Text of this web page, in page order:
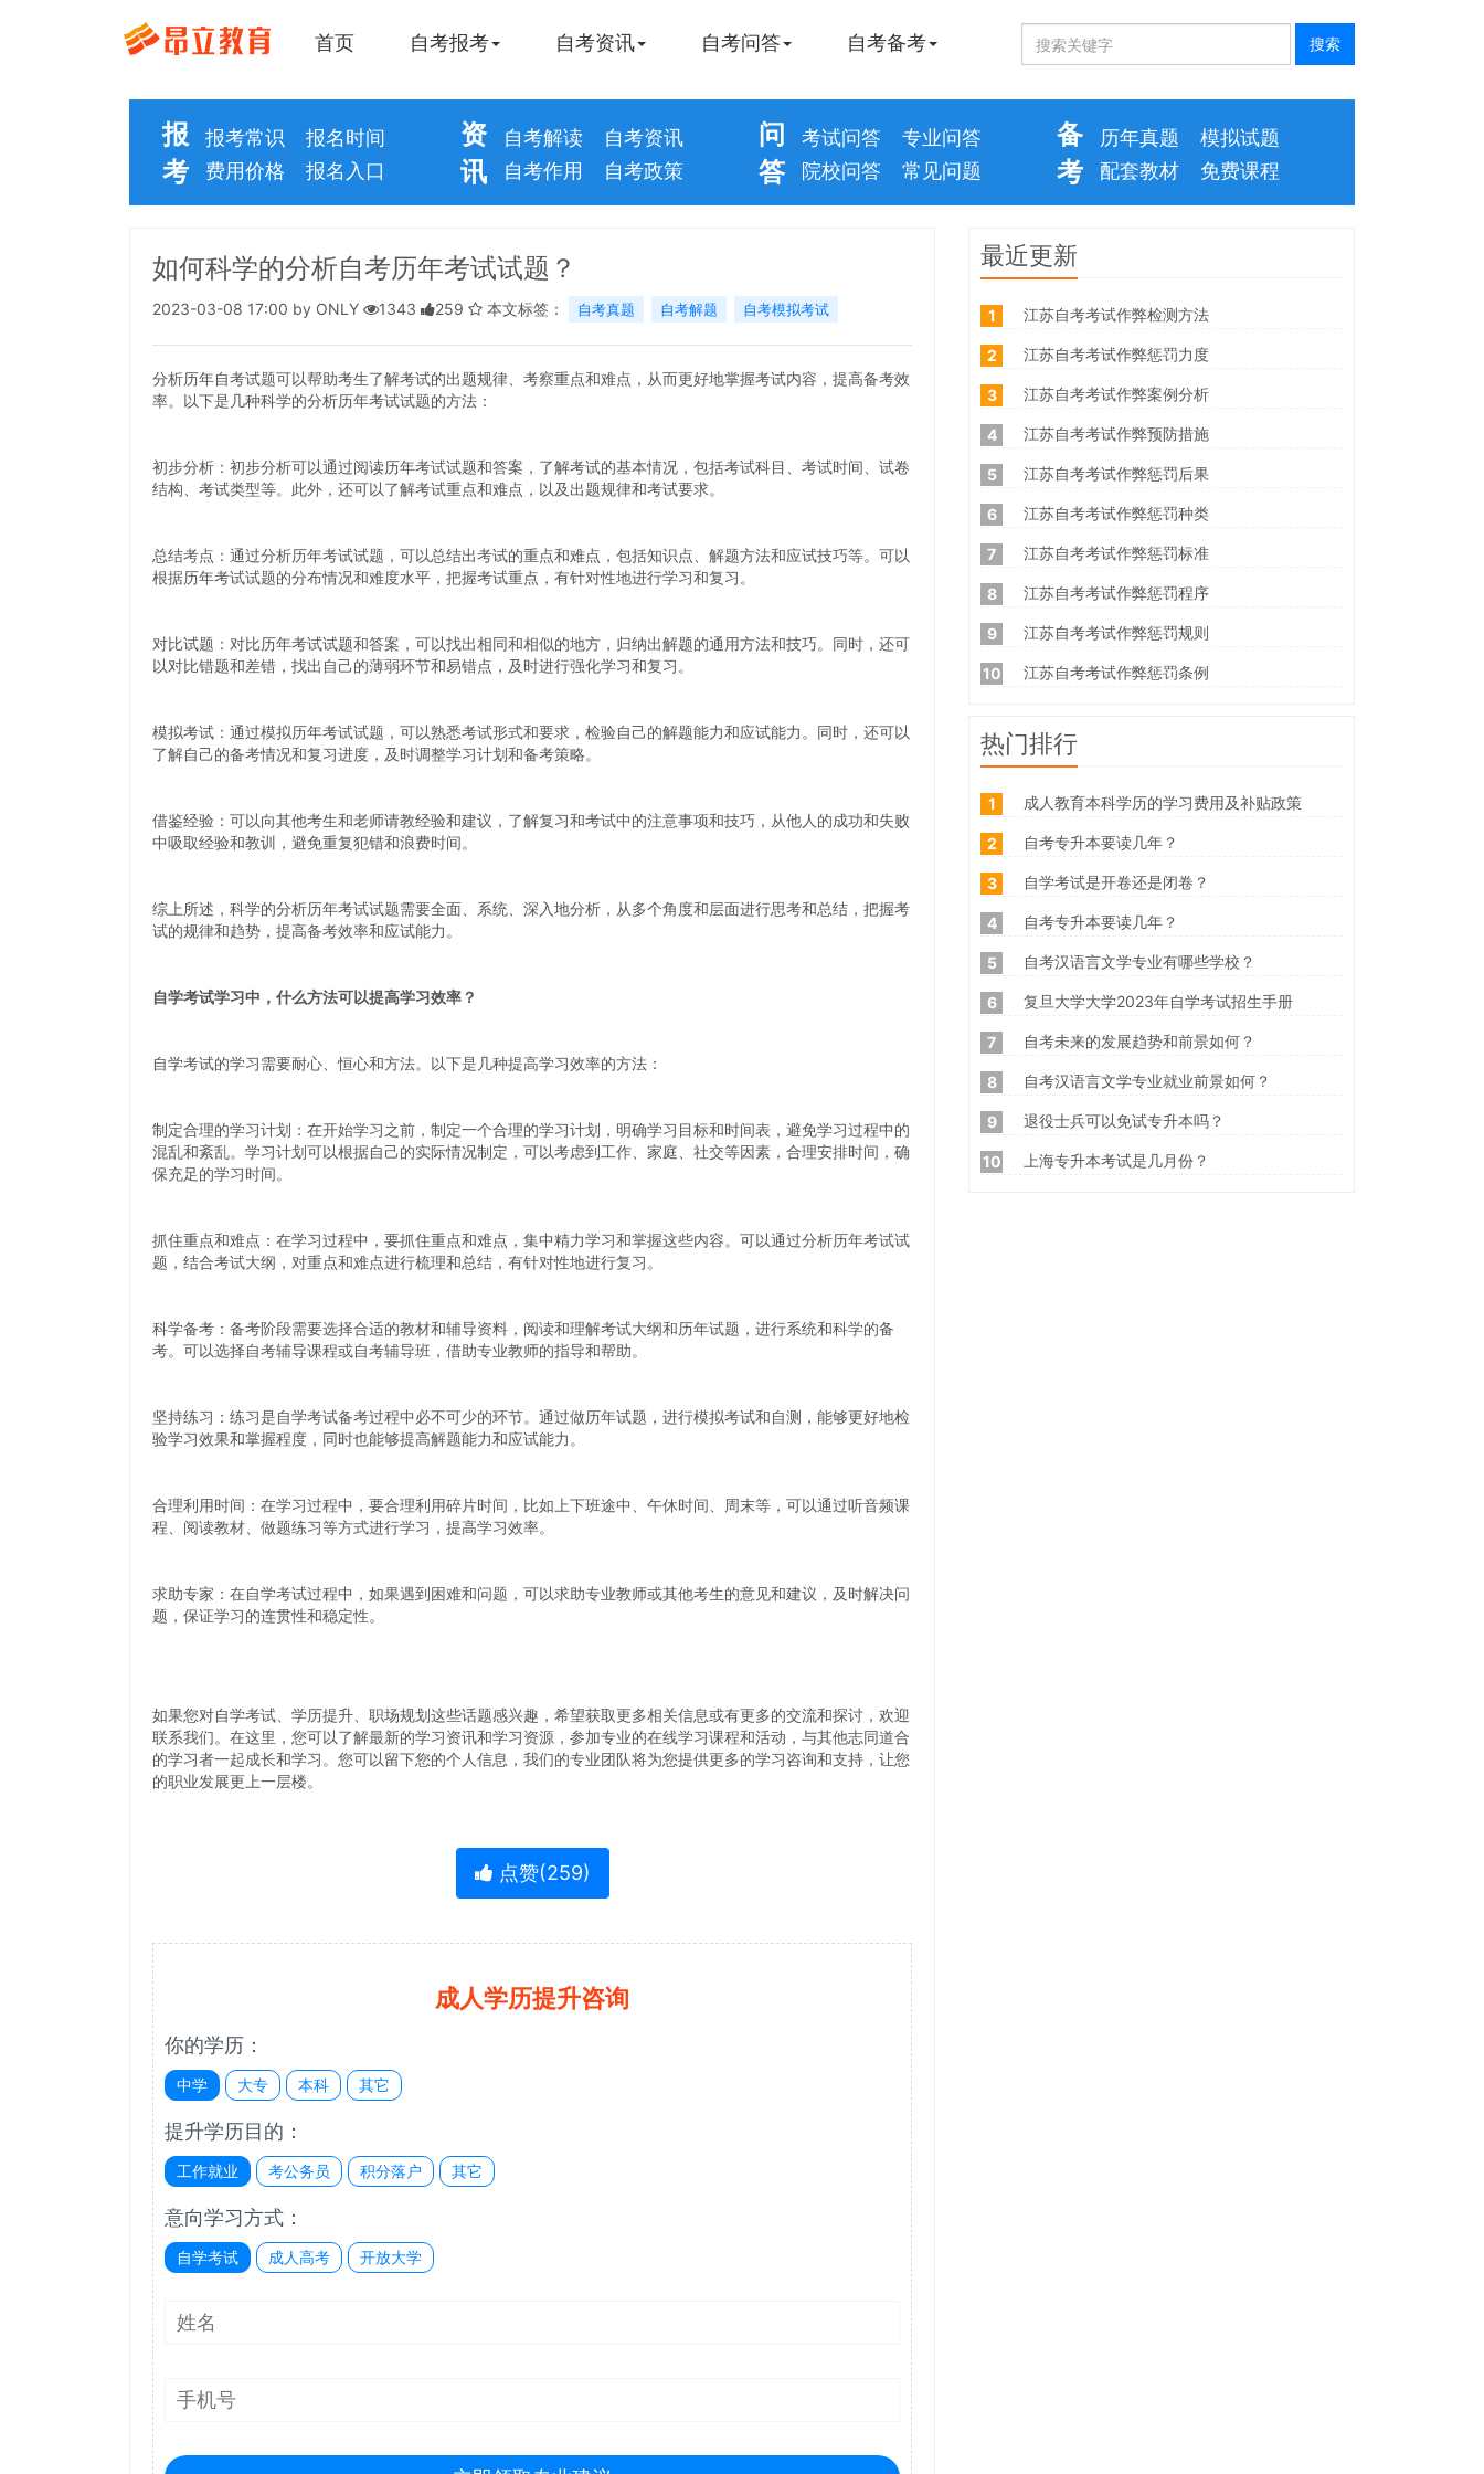
首页 自考报考 自考资讯 自考问答 自考备考
报
考
报考常识
报名时间
费用价格
报名入口
资
讯
自考解读
自考资讯
自考作用
自考政策
问
答
考试问答
专业问答
院校问答
常见问题
备
考
历年真题
模拟试题
配套教材
免费课程
如何科学的分析自考历年考试试题？
2023-03-08 17:00 by ONLY 1343 259 本文标签： 自考真题 自考解题 自考模拟考试
分析历年自考试题可以帮助考生了解考试的出题规律、考察重点和难点，从而更好地掌握考试内容，提高备考效
率。以下是几种科学的分析历年考试试题的方法：
初步分析：初步分析可以通过阅读历年考试试题和答案，了解考试的基本情况，包括考试科目、考试时间、试卷
结构、考试类型等。此外，还可以了解考试重点和难点，以及出题规律和考试要求。
总结考点：通过分析历年考试试题，可以总结出考试的重点和难点，包括知识点、解题方法和应试技巧等。可以
根据历年考试试题的分布情况和难度水平，把握考试重点，有针对性地进行学习和复习。
对比试题：对比历年考试试题和答案，可以找出相同和相似的地方，归纳出解题的通用方法和技巧。同时，还可
以对比错题和差错，找出自己的薄弱环节和易错点，及时进行强化学习和复习。
模拟考试：通过模拟历年考试试题，可以熟悉考试形式和要求，检验自己的解题能力和应试能力。同时，还可以
了解自己的备考情况和复习进度，及时调整学习计划和备考策略。
借鉴经验：可以向其他考生和老师请教经验和建议，了解复习和考试中的注意事项和技巧，从他人的成功和失败
中吸取经验和教训，避免重复犯错和浪费时间。
综上所述，科学的分析历年考试试题需要全面、系统、深入地分析，从多个角度和层面进行思考和总结，把握考
试的规律和趋势，提高备考效率和应试能力。
自学考试学习中，什么方法可以提高学习效率？
自学考试的学习需要耐心、恒心和方法。以下是几种提高学习效率的方法：
制定合理的学习计划：在开始学习之前，制定一个合理的学习计划，明确学习目标和时间表，避免学习过程中的
混乱和紊乱。学习计划可以根据自己的实际情况制定，可以考虑到工作、家庭、社交等因素，合理安排时间，确
保充足的学习时间。
抓住重点和难点：在学习过程中，要抓住重点和难点，集中精力学习和掌握这些内容。可以通过分析历年考试试
题，结合考试大纲，对重点和难点进行梳理和总结，有针对性地进行复习。
科学备考：备考阶段需要选择合适的教材和辅导资料，阅读和理解考试大纲和历年试题，进行系统和科学的备
考。可以选择自考辅导课程或自考辅导班，借助专业教师的指导和帮助。
坚持练习：练习是自学考试备考过程中必不可少的环节。通过做历年试题，进行模拟考试和自测，能够更好地检
验学习效果和掌握程度，同时也能够提高解题能力和应试能力。
合理利用时间：在学习过程中，要合理利用碎片时间，比如上下班途中、午休时间、周末等，可以通过听音频课
程、阅读教材、做题练习等方式进行学习，提高学习效率。
求助专家：在自学考试过程中，如果遇到困难和问题，可以求助专业教师或其他考生的意见和建议，及时解决问
题，保证学习的连贯性和稳定性。
如果您对自学考试、学历提升、职场规划这些话题感兴趣，希望获取更多相关信息或有更多的交流和探讨，欢迎
联系我们。在这里，您可以了解最新的学习资讯和学习资源，参加专业的在线学习课程和活动，与其他志同道合
的学习者一起成长和学习。您可以留下您的个人信息，我们的专业团队将为您提供更多的学习咨询和支持，让您
的职业发展更上一层楼。
点赞(259)
成人学历提升咨询
你的学历：
中学 大专 本科 其它
提升学历目的：
工作就业 考公务员 积分落户 其它
意向学习方式：
自学考试 成人高考 开放大学
最近更新
1 江苏自考考试作弊检测方法
2 江苏自考考试作弊惩罚力度
3 江苏自考考试作弊案例分析
4 江苏自考考试作弊预防措施
5 江苏自考考试作弊惩罚后果
6 江苏自考考试作弊惩罚种类
7 江苏自考考试作弊惩罚标准
8 江苏自考考试作弊惩罚程序
9 江苏自考考试作弊惩罚规则
10 江苏自考考试作弊惩罚条例
热门排行
1 成人教育本科学历的学习费用及补贴政策
2 自考专升本要读几年？
3 自学考试是开卷还是闭卷？
4 自考专升本要读几年？
5 自考汉语言文学专业有哪些学校？
6 复旦大学大学2023年自学考试招生手册
7 自考未来的发展趋势和前景如何？
8 自考汉语言文学专业就业前景如何？
9 退役士兵可以免试专升本吗？
10 上海专升本考试是几月份？